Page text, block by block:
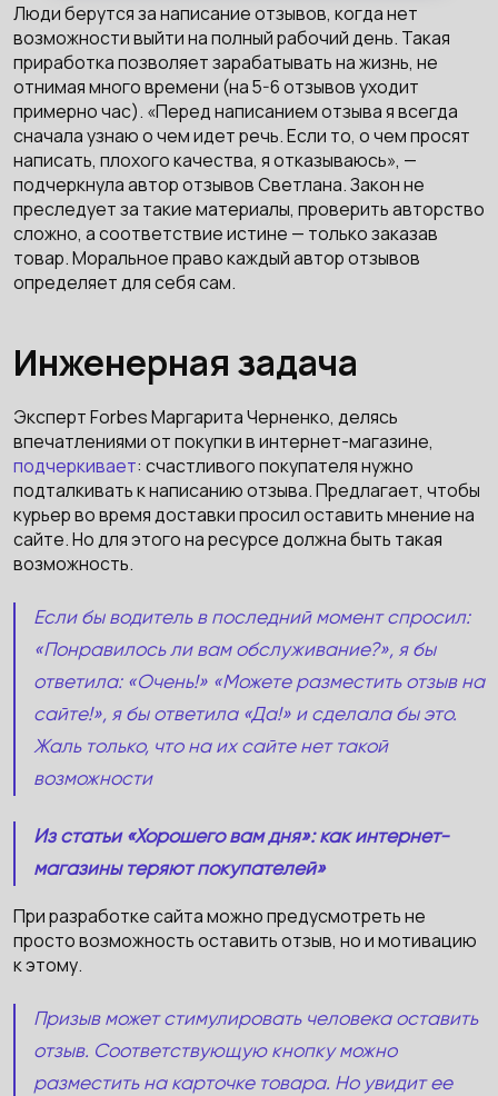
Люди берутся за написание отзывов, когда нет
возможности выйти на полный рабочий день. Такая
приработка позволяет зарабатывать на жизнь, не
отнимая много времени (на 5-6 отзывов уходит
примерно час). «Перед написанием отзыва я всегда
сначала узнаю о чем идет речь. Если то, о чем просят
написать, плохого качества, я отказываюсь», —
подчеркнула автор отзывов Светлана. Закон не
преследует за такие материалы, проверить авторство
сложно, а соответствие истине — только заказав
товар. Моральное право каждый автор отзывов
определяет для себя сам.
Инженерная задача
Эксперт Forbes Маргарита Черненко, делясь
впечатлениями от покупки в интернет-магазине,
подчеркивает: счастливого покупателя нужно
подталкивать к написанию отзыва. Предлагает, чтобы
курьер во время доставки просил оставить мнение на
сайте. Но для этого на ресурсе должна быть такая
возможность.
Если бы водитель в последний момент спросил:
«Понравилось ли вам обслуживание?», я бы
ответила: «Очень!» «Можете разместить отзыв на
сайте!», я бы ответила «Да!» и сделала бы это.
Жаль только, что на их сайте нет такой
возможности
Из статьи «Хорошего вам дня»: как интернет-
магазины теряют покупателей»
При разработке сайта можно предусмотреть не
просто возможность оставить отзыв, но и мотивацию
к этому.
Призыв может стимулировать человека оставить
отзыв. Соответствующую кнопку можно
разместить на карточке товара. Но увидит ее